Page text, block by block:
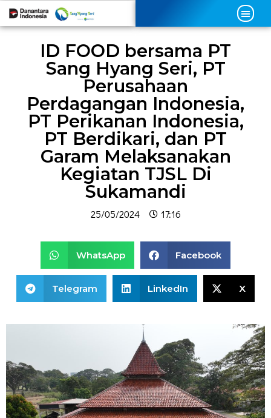
ID FOOD bersama PT
Sang Hyang Seri, PT
Perusahaan
Perdagangan Indonesia,
PT Perikanan Indonesia,
PT Berdikari, dan PT
Garam Melaksanakan
Kegiatan TJSL Di
Sukamandi
25/05/2024 17:16
WhatsApp Facebook
Telegram LinkedIn X